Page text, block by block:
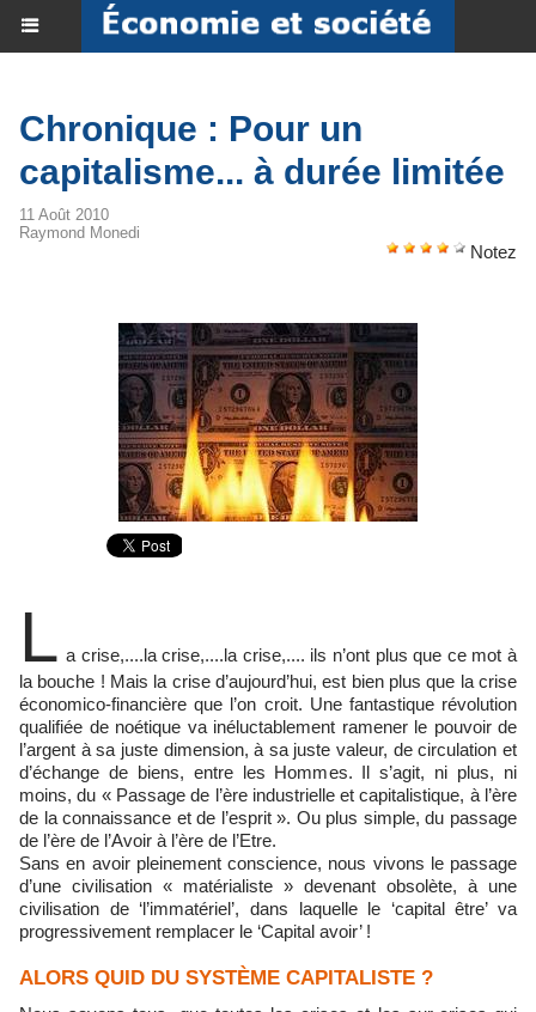
Chronique : Pour un
capitalisme... à durée limitée
11 Août 2010
Raymond Monedi
Notez
L a crise,....la crise,....la crise,.... ils n’ont plus que ce mot à
la bouche ! Mais la crise d’aujourd’hui, est bien plus que la crise
économico-financière que l’on croit. Une fantastique révolution
qualifiée de noétique va inéluctablement ramener le pouvoir de
l’argent à sa juste dimension, à sa juste valeur, de circulation et
d’échange de biens, entre les Hommes. Il s’agit, ni plus, ni
moins, du « Passage de l’ère industrielle et capitalistique, à l’ère
de la connaissance et de l’esprit ». Ou plus simple, du passage
de l’ère de l’Avoir à l’ère de l’Etre.
Sans en avoir pleinement conscience, nous vivons le passage
d’une civilisation « matérialiste » devenant obsolète, à une
civilisation de ‘l’immatériel’, dans laquelle le ‘capital être’ va
progressivement remplacer le ‘Capital avoir’ !
ALORS QUID DU SYSTÈME CAPITALISTE ?